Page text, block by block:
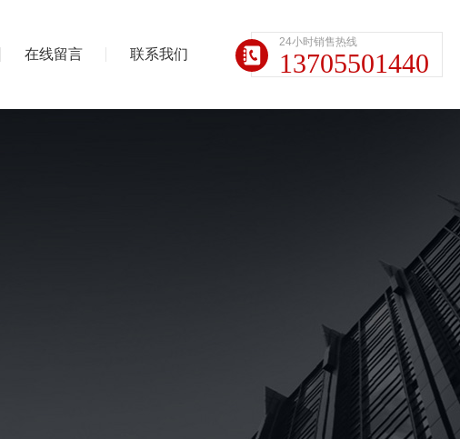
在线留言 联系我们
24小时销售热线
13705501440